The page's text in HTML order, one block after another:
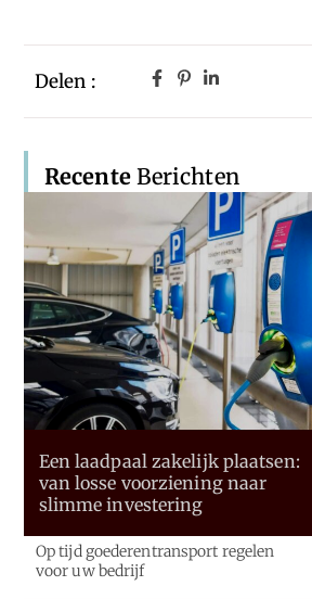
Delen :
RecenteBerichten
Een laadpaal zakelijk plaatsen:
van losse voorziening naar
slimme investering
Op tijd goederentransport regelen
voor uw bedrijf